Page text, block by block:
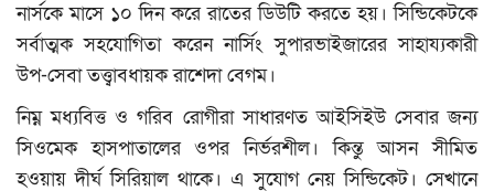
নার্সকে মাসে ১০ দিন করে রাতের ডিউটি করতে হয়। সিন্ডিকেটকে
সর্বাত্মক সহযোগিতা করেন নার্সিং সুপারভাইজারের সাহায্যকারী
উপ-সেবা তত্ত্বাবধায়ক রাশেদা বেগম।
নিম্ন মধ্যবিত্ত ও গরিব রোগীরা সাধারণত আইসিইউ সেবার জন্য
সিওমেক হাসপাতালের ওপর নির্ভরশীল। কিন্তু আসন সীমিত
হওয়ায় দীর্ঘ সিরিয়াল থাকে। এ সুযোগ নেয় সিন্ডিকেট। সেখানে